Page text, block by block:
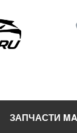
ЗАПЧАСТИ